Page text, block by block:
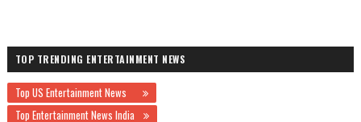
TOP TRENDING ENTERTAINMENT NEWS
Top US Entertainment News
Top Entertainment News India